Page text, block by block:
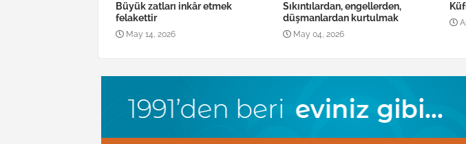
Büyük zatları inkâr etmek
felakettir
May 14, 2026
Sıkıntılardan, engellerden,
düşmanlardan kurtulmak
May 04, 2026